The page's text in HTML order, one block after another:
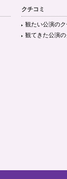
クチコミ
観たい公演のク
観てきた公演の